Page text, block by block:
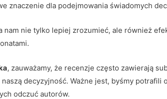
znaczenie dla podejmowania świadomych
nam nie tylko lepiej zrozumieć, ale również
, zauważamy, że recenzje często zawierają
decyzyjność. Ważne jest, byśmy potrafili
odczuć autorów.